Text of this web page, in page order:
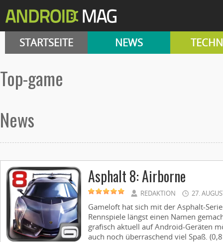
STARTSEITE NEWS
top-game
News
Asphalt 8: Airborne
REDAKTION 27.
Gameloft hat sich mit der Asphalt-
Rennspiele längst einen Namen
grafisch aktuell auf Android-Geräten
auch noch überraschend viel Spaß.